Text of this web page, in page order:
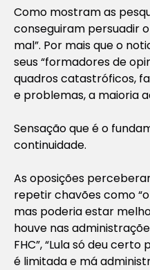
Como mostram as
conseguiram persuadir
mal”. Por mais que o
seus “formadores de
quadros catastróficos,
e problemas, a maioria
Sensação que é o
continuidade.
As oposições
repetir chavões como
mas poderia estar
houve nas
FHC”, “Lula só deu
é limitada e má